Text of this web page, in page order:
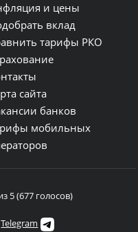
и цены
вклад
тарифы РКО
сайта
банков
мобильных
5 (677 голосов)
Telegram